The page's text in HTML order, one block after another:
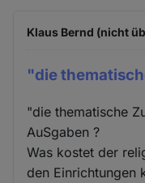
Klaus Bernd (nicht
"die
"die thematische
AuSgaben ?
Was kostet der
den Einrichtungen